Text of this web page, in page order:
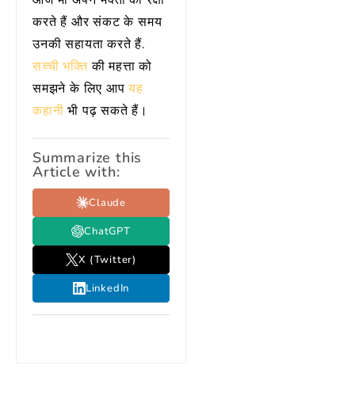
करते हैं और संकट के समय
उनकी सहायता करते हैं.
सच्ची भक्तिकी महत्ता को
समझने के लिए आपयह
कहानी भी पढ़ सकते हैं।
Summarize this
Article with:
Claude
ChatGPT
X (Twitter)
LinkedIn